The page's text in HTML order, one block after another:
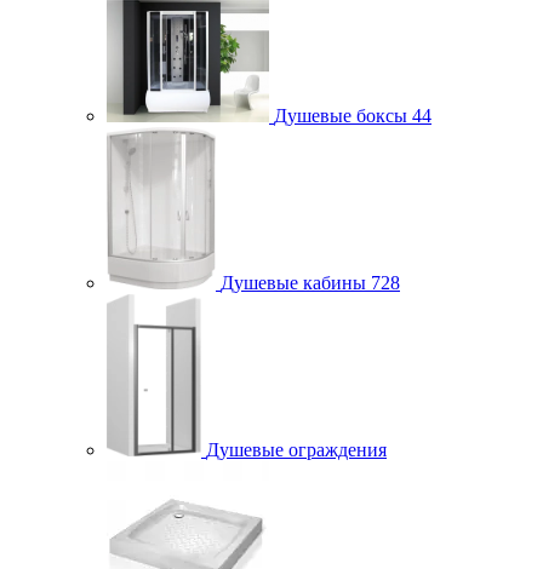
Душевые боксы 44
Душевые кабины 728
Душевые ограждения